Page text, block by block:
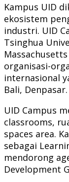
Kampus UID
ekosistem
industri. UID
Tsinghua
organisasi-
internasional
Bali, Denpasar.
UID Campus
classrooms,
spaces area.
sebagai
mendorong
Development